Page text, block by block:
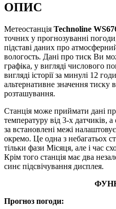
ОПИС
Метеостанція Technoline
точних у прогнозуванні
підставі даних про
вологость. Дані про тиск Ви
графіка, у вигляді числового
вигляді історії за минулі 12
альтернативне значення тиску
розташування.
Станція може приймати дані
температуру від 3-х датчиків,
за встановлені межі
окремо. Це одна з небагатьох
тільки фази Місяця, але і час
Крім того станція має два
синє підсвічування дисплея.
Прогноз погоди: